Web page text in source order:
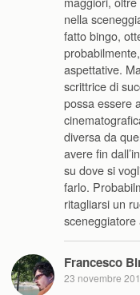
nella
fatto bingo,
aspettative.
scrittrice di
possa essere
diversa da
avere fin
su dove si
farlo.
ritagliarsi un
Francesco
23 novembre